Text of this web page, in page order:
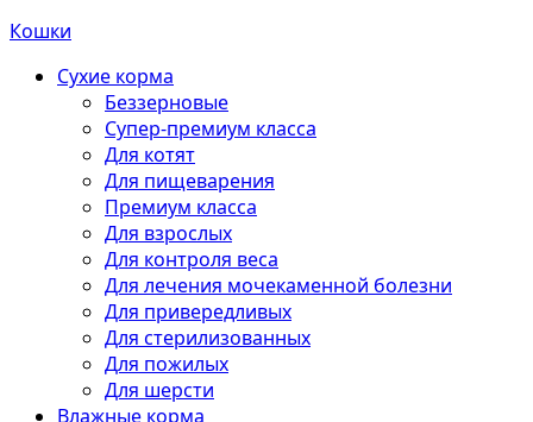
Кошки
Сухие корма
Беззерновые
Супер-премиум класса
Для котят
Для пищеварения
Премиум класса
Для взрослых
Для контроля веса
Для лечения мочекаменной болезни
Для привередливых
Для стерилизованных
Для пожилых
Для шерсти
Влажные корма